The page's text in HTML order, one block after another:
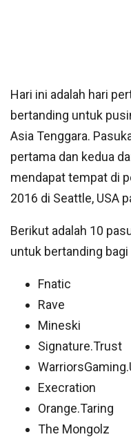
Hari ini adalah hari
bertanding untuk
Asia Tenggara.
pertama dan kedua
mendapat tempat di
2016 di Seattle, USA
Berikut adalah 10
untuk bertanding
Fnatic
Rave
Mineski
Signature.Trust
Execration
Orange.Taring
The Mongolz